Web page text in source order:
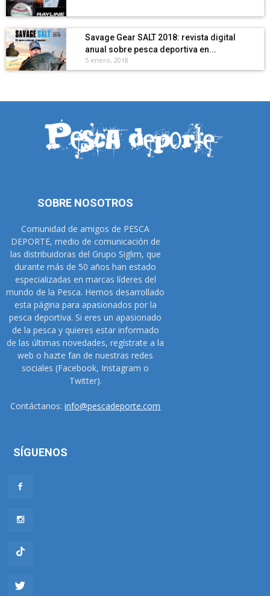
Savage Gear SALT 2018: revista digital
anual sobre pesca deportiva en...
5 enero, 2018
SOBRE NOSOTROS
Comunidad de amigos de PESCA
DEPORTE, medio de comunicación de
las distribuidoras del Grupo Siglim, que
durante más de 50 años han estado
especializadas en marcas líderes del
mundo de la Pesca. Hemos desarrollado
esta página para apasionados por la
pesca deportiva. Si eres un apasionado
de la pesca y quieres estar informado
de las últimas novedades, regístrate a la
web o hazte fan de nuestras redes
sociales (Facebook, Instagram o
Twitter).
Contáctanos:info@pescadeporte.com
SÍGUENOS